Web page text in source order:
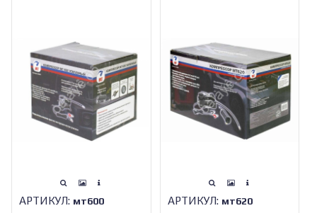
АРТИКУЛ: мт600 АРТИКУЛ: мт620